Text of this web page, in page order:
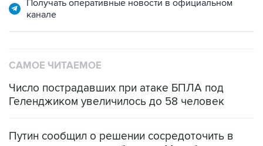
Получать оперативные новости в официальном
канале
САМОЕ ЧИТАЕМОЕ
Число пострадавших при атаке БПЛА под
Геленджиком увеличилось до 58 человек
Путин сообщил о решении сосредоточить в